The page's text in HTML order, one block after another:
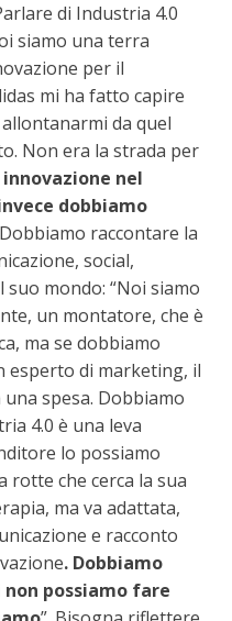
di Industria 4.0
siamo una terra
per il
mi ha fatto capire
da quel
Non era la strada per
nel
dobbiamo
Dobbiamo raccontare la
social,
suo mondo: “Noi siamo
un montatore, che è
ma se dobbiamo
esperto di marketing, il
spesa. Dobbiamo
4.0 è una leva
lo possiamo
rotte che cerca la sua
ma va adattata,
e racconto
. Dobbiamo
possiamo fare